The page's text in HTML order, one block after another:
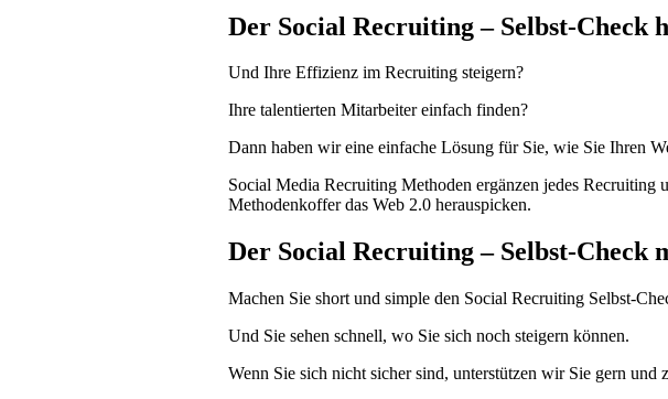
Der Social Recruiting – Selbst-Check
Und Ihre Effizienz im Recruiting steigern?
Ihre talentierten Mitarbeiter einfach finden?
Dann haben wir eine einfache Lösung für Sie, wie Sie Ihren
Social Media Recruiting Methoden ergänzen jedes Recruiting
Methodenkoffer das Web 2.0 herauspicken.
Der Social Recruiting – Selbst-Check
Machen Sie short und simple den Social Recruiting Selbst-
Und Sie sehen schnell, wo Sie sich noch steigern können.
Wenn Sie sich nicht sicher sind, unterstützen wir Sie gern